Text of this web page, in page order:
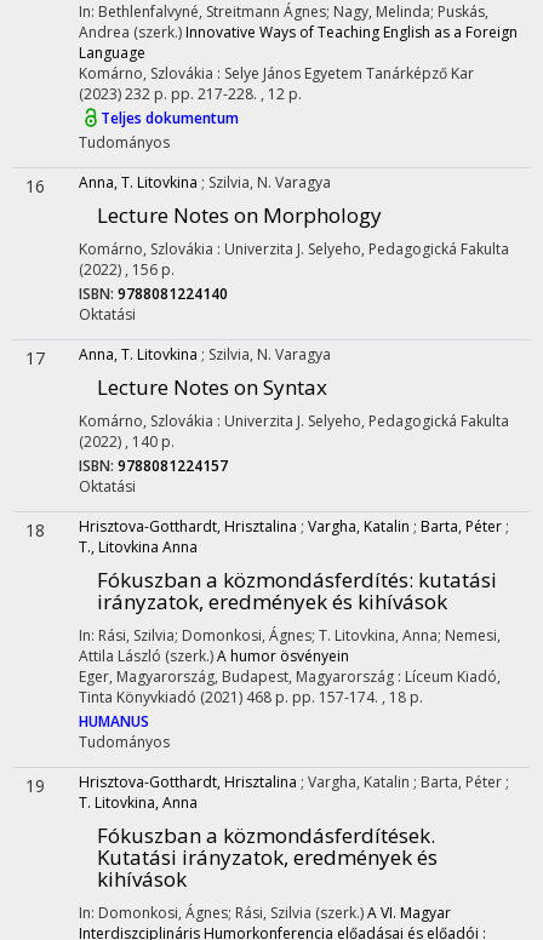
In: Bethlenfalvyné, Streitmann Ágnes; Nagy, Melinda; Puskás,
Andrea (szerk.) Innovative Ways of Teaching English as a Foreign
Language
Komárno, Szlovákia : Selye János Egyetem Tanárképző Kar
(2023)232 p. pp. 217-228. , 12 p.
Teljes dokumentum
Tudományos
16 Anna, T. Litovkina ; Szilvia, N. Varagya
Lecture Notes on Morphology
Komárno, Szlovákia : Univerzita J. Selyeho, Pedagogická Fakulta
(2022) , 156 p.
ISBN: 9788081224140
Oktatási
17 Anna, T. Litovkina ; Szilvia, N. Varagya
Lecture Notes on Syntax
Komárno, Szlovákia : Univerzita J. Selyeho, Pedagogická Fakulta
(2022) , 140 p.
ISBN: 9788081224157
Oktatási
18 Hrisztova-Gotthardt, Hrisztalina ; Vargha, Katalin ; Barta, Péter ;
T., Litovkina Anna
Fókuszban a közmondásferdítés: kutatási
irányzatok, eredmények és kihívások
In: Rási, Szilvia; Domonkosi, Ágnes; T. Litovkina, Anna; Nemesi,
Attila László (szerk.)A humor ösvényein
Eger, Magyarország, Budapest, Magyarország : Líceum Kiadó,
Tinta Könyvkiadó (2021) 468 p. pp. 157-174. , 18 p.
HUMANUS
Tudományos
19 Hrisztova-Gotthardt, Hrisztalina ; Vargha, Katalin ; Barta, Péter ;
T. Litovkina, Anna
Fókuszban a közmondásferdítések.
Kutatási irányzatok, eredmények és
kihívások
In: Domonkosi, Ágnes; Rási, Szilvia (szerk.)A VI. Magyar
Interdiszciplináris Humorkonferencia előadásai és előadói :